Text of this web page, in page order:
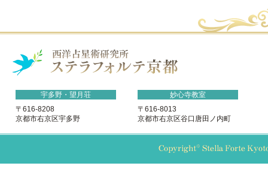
宇多野・望月荘
〒616-8208
京都市右京区宇多野
妙心寺教室
〒616-8013
京都市右京区谷口唐田ノ内町